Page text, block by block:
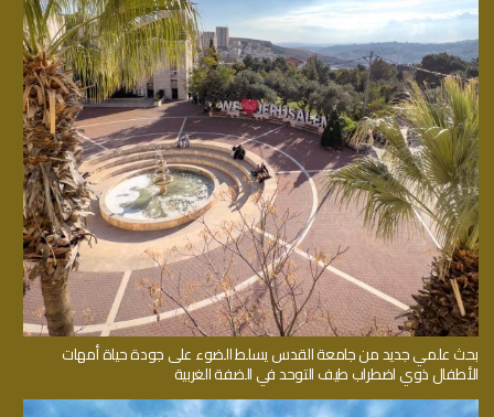
بحث علمي جديد من جامعة القدس يسلط الضوء على جودة حياة أمهات
الأطفال ذوي اضطراب طيف التوحد في الضفة الغربية